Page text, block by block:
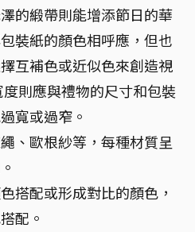
的緞帶則能增添節日的華
裝紙的顏色相呼應，但也
互補色或近似色來創造視
則應與禮物的尺寸和包裝
寬或過窄。
、歐根紗等，每種材質呈
搭配或形成對比的顏色，
配。